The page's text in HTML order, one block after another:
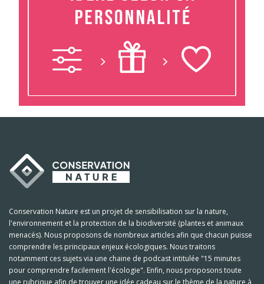
Conservation Nature est un projet de sensibilisation sur la nature,
l'environnement et la protection de la biodiversité (plantes et animaux
menacés). Nous proposons de nombreux articles afin que chacun puisse
comprendre les principaux enjeux écologiques. Nous traitons
notamment ces sujets via une chaine de podcast intitulée "15 minutes
pour comprendre facilement l'écologie". Enfin, nous proposons toute
une rubrique afin de trouver une idée cadeau sur le thème de la nature à